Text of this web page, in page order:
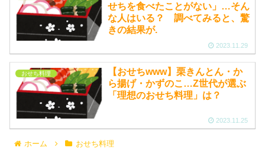
せちを食べたことがない」…そん
な人はいる？ 調べてみると、驚
きの結果が.
2023.11.29
おせち料理
【おせちwww】栗きんとん・か
ら揚げ・かずのこ…Z世代が選ぶ
「理想のおせち料理」は？
2023.11.25
ホーム おせち料理